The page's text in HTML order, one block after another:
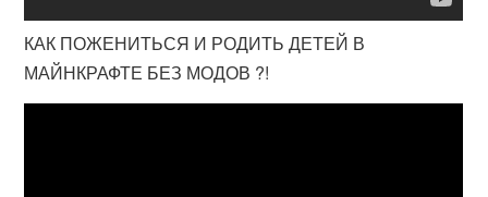
КАК ПОЖЕНИТЬСЯ И РОДИТЬ ДЕТЕЙ В
МАЙНКРАФТЕ БЕЗ МОДОВ ?!